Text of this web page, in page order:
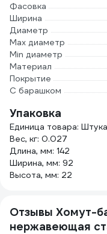
Фасовка
Ширина
Диаметр
Max диаметр
Min диаметр
Материал
Покрытие
С барашком
Упаковка
Единица товара: Штука
Вес, кг: 0.027
Длина, мм: 142
Ширина, мм: 92
Высота, мм: 22
Отзывы Хомут-
нержавеющая